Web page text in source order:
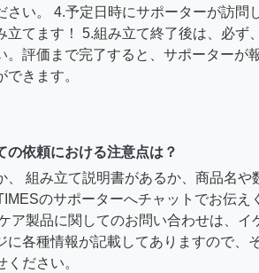
さい。 4.予定日時にサポーターが訪問
立てます！ 5.組み立て終了後は、必ず、
。評価まで完了すると、サポーターが
きます。
の依頼における注意点は？
、 組み立て説明書があるか、商品名や
のサポーターへチャットでお伝えく
ア製品に関してのお問い合わせは、イ
に各種情報が記載してありますので、
ださい。